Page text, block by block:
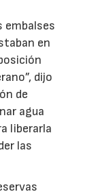
embalses
en
dijo
de
agua
liberarla
las